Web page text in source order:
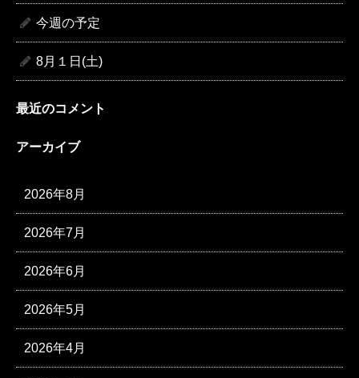
今週の予定
8月１日(土)
最近のコメント
アーカイブ
2026年8月
2026年7月
2026年6月
2026年5月
2026年4月